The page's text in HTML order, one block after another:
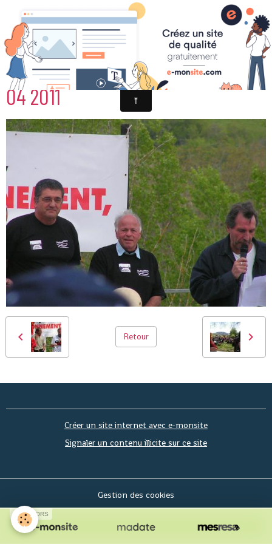
NON AU GAZ DE SCHISTE NANT 17
04 2011
Retour
Créer un site internet avec e-monsite
Signaler un contenu illicite sur ce site
Gestion des cookies
SPONSORS